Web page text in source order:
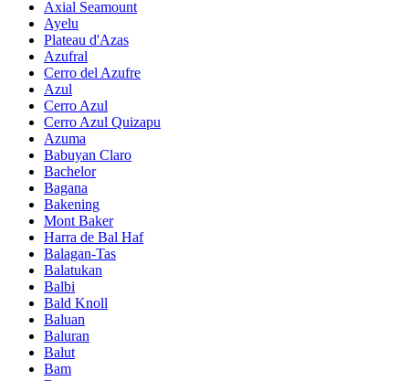
Axial Seamount
Ayelu
Plateau d'Azas
Azufral
Cerro del Azufre
Azul
Cerro Azul
Cerro Azul Quizapu
Azuma
Babuyan Claro
Bachelor
Bagana
Bakening
Mont Baker
Harra de Bal Haf
Balagan-Tas
Balatukan
Balbi
Bald Knoll
Baluan
Baluran
Balut
Bam